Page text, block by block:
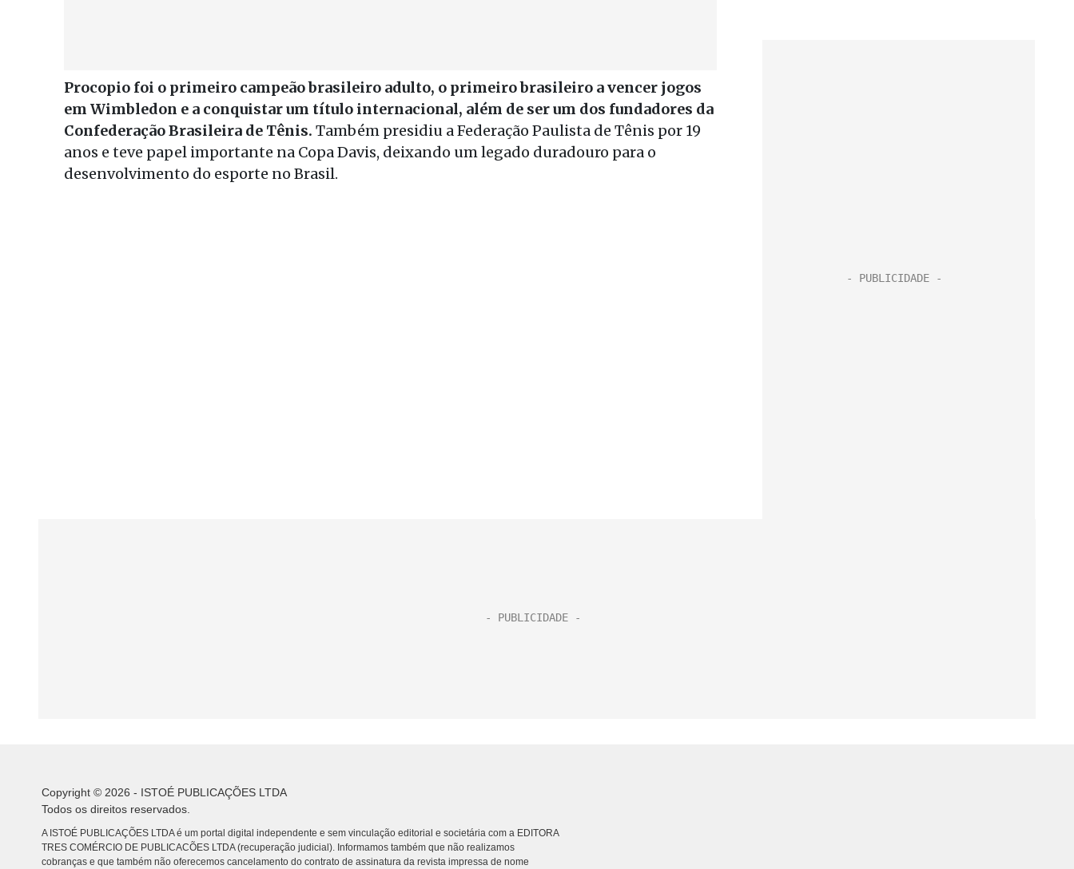
Procopio foi o primeiro campeão brasileiro adulto, o primeiro brasileiro a vencer jogos
em Wimbledon e a conquistar um título internacional, além de ser um dos fundadores da
Confederação Brasileira de Tênis. Também presidiu a Federação Paulista de Tênis por 19
anos e teve papel importante na Copa Davis, deixando um legado duradouro para o
desenvolvimento do esporte no Brasil.
Copyright © 2026 - ISTOÉ PUBLICAÇÕES LTDA
Todos os direitos reservados.
A ISTOÉ PUBLICAÇÕES LTDA é um portal digital independente e sem vinculação editorial e societária com a EDITORA
TRES COMÉRCIO DE PUBLICACÕES LTDA (recuperação judicial). Informamos também que não realizamos
cobranças e que também não oferecemos cancelamento do contrato de assinatura da revista impressa de nome